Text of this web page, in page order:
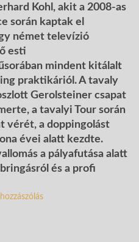
Kohl, akit a 2008-as
során kaptak el
német televízió
esti
mindent kitálalt
praktikáriól. A tavaly
Gerolsteiner csapat
a tavalyi Tour során
vérét, a doppingolást
évei alatt kezdte.
a pályafutása alatt
és a profi